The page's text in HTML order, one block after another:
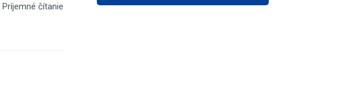
čítanie